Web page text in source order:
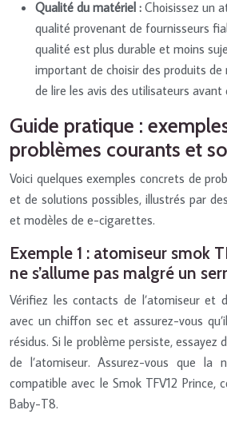
Qualité du matériel : Choisissez un
qualité provenant de fournisseurs
qualité est plus durable et moins
important de choisir des produits
de lire les avis des utilisateurs avant
Guide pratique :
problèmes courants et
Voici quelques exemples concrets de
et de solutions possibles, illustrés par
et modèles de e-cigarettes.
Exemple 1 : atomiseur smok
ne s’allume pas malgré un
Vérifiez les contacts de l’atomiseur et
avec un chiffon sec et assurez-vous
résidus. Si le problème persiste, essayez
de l’atomiseur. Assurez-vous que la
compatible avec le Smok TFV12 Prince,
Baby-T8.